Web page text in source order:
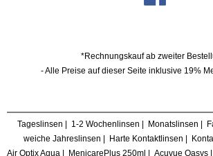
*Rechnungskauf ab zweiter
- Alle Preise auf dieser Seite inklusive 19%
Tageslinsen | 1-2 Wochenlinsen | Monatslinsen |
weiche Jahreslinsen | Harte Kontaktlinsen |
Air Optix Aqua | MenicarePlus 250ml | Acuvue Oasys |